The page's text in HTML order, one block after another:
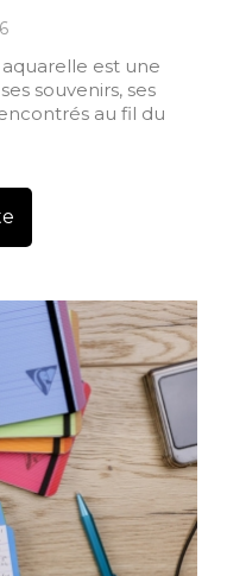
est une
souvenirs, ses
au fil du